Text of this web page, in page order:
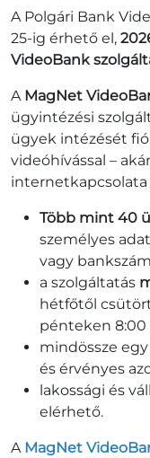
A Polgári Bank
25-ig érhető el,
VideoBank
A MagNet
ügyintézési
ügyek intézését
videóhívással –
internetkapcsolata
Több mint 40
személyes
vagy
a szolgáltatás
hétfőtől
pénteken 8:00
mindössze
és érvényes
lakossági és
elérhető.
A MagNet